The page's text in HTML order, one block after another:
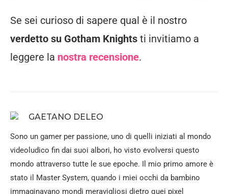
Se sei curioso di sapere qual è il nostro
verdetto su Gotham Knights ti invitiamo a
leggere la nostra recensione.
GAETANO DELEO
Sono un gamer per passione, uno di quelli iniziati al mondo
videoludico fin dai suoi albori, ho visto evolversi questo
mondo attraverso tutte le sue epoche. Il mio primo amore è
stato il Master System, quando i miei occhi da bambino
immaginavano mondi meravigliosi dietro quei pixel